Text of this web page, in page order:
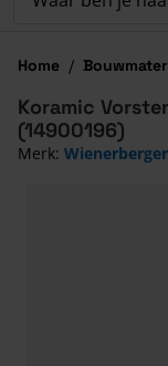
Home /
Koramic
(14900196)
Merk: